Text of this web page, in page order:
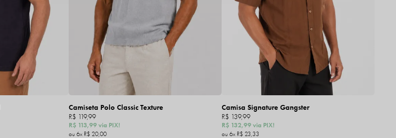
Camiseta Polo Classic Texture
R$ 113,99via PIX!
R$ 119,99
6x R$ 20,00
Camisa Signature Gangster
R$ 132,99via PIX!
R$ 139,99
6x R$ 23,33